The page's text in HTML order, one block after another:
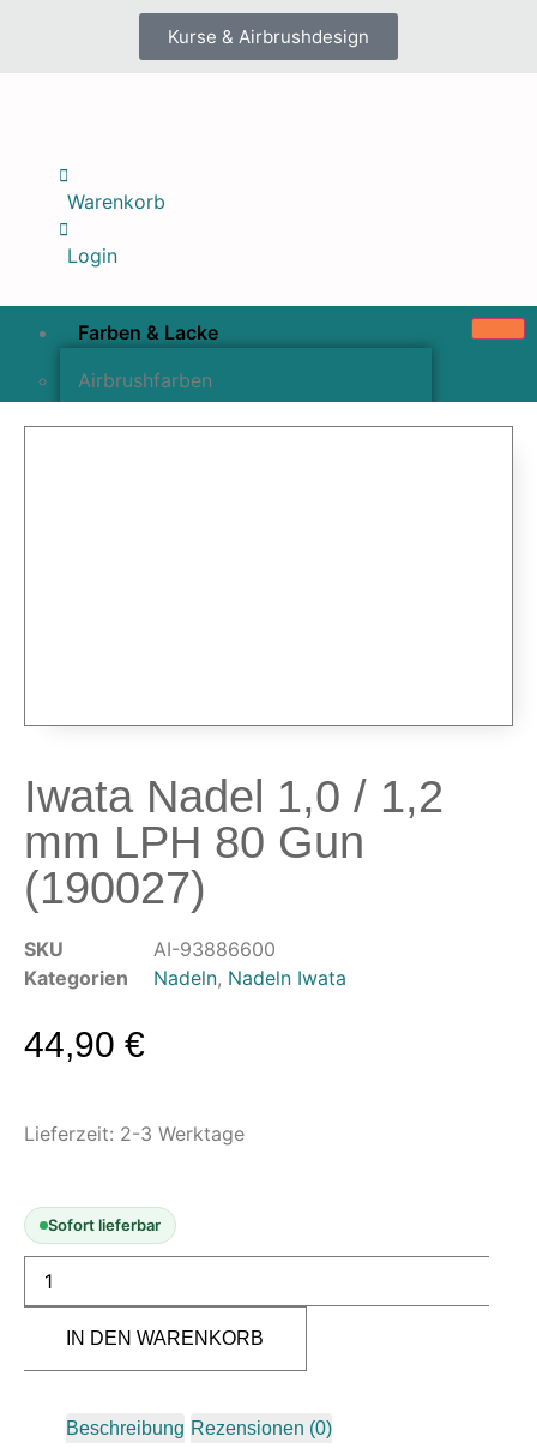
Kurse & Airbrushdesign
Warenkorb
Login
Farben & Lacke
Airbrushfarben
Kompressoren
Schläuche & Kupplungen
Anschlüsse & Verschraubungen
Luftfilter & Druckregler
Werkzeuge & Malzubehör
Pinsel & Stifte
Radierer & Schneidewerkzeuge
Plotter & Zubehör
Spachtelmasse & Sprühspachtel
Sandstrahlen & Spezialbehandlungen
Maskierung & Schablonen
Schablonen & Templates
Iwata Nadel 1,0 / 1,2
mm LPH 80 Gun
(190027)
SKU
AI-93886600
Kategorien
Nadeln, Nadeln Iwata
44,90 €
Lieferzeit: 2-3 Werktage
Sofort lieferbar
IN DEN WARENKORB
Beschreibung Rezensionen (0)